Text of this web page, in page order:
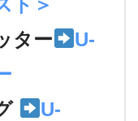
ト＞
ター
U-
U-